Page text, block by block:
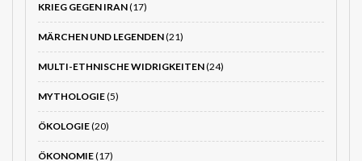
KRIEG GEGEN IRAN(17)
MÄRCHEN UND LEGENDEN(21)
MULTI-ETHNISCHE WIDRIGKEITEN(24)
MYTHOLOGIE(5)
ÖKOLOGIE(20)
ÖKONOMIE(17)